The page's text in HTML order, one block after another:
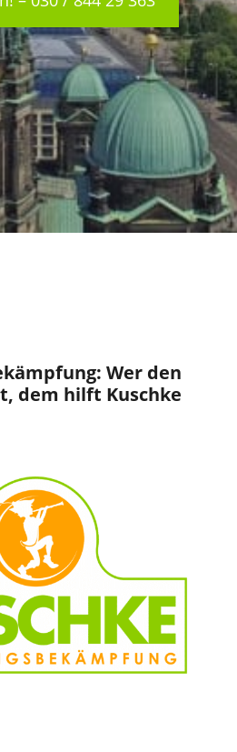
Wer den
dem hilft Kuschke